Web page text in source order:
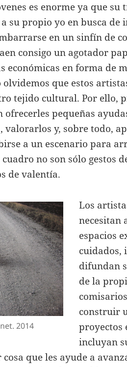
es enorme ya que
su propio yo en busca de
en un sinfín de
consigo un agotador
económicas en forma de
que estos
tejido cultural. Por ello,
ofrecerles pequeñas
valorarlos y, sobre todo,
a un escenario para
no son sólo gestos
de valentía.
2014
Los
necesitan
espacios
cuidados,
difundan
de la
construir
proyectos
incluyan
que les ayude a